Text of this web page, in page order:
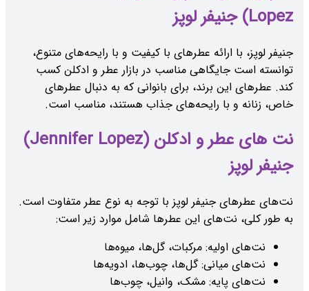
Lopez) جنیفر لوپز
جنیفر لوپز، با ارائه عطرهای با کیفیت و با رایحه‌های متنوع،
توانسته است جایگاهی مناسب در بازار عطر و ادکلن کسب
کند. عطرهای این برند، برای بانوانی که به دنبال عطرهای
خاص، زنانه و با رایحه‌های جذاب هستند، مناسب است.
نت های عطر و ادکلن (Jennifer Lopez)
جنیفر لوپز
نت‌های عطرهای جنیفر لوپز با توجه به نوع عطر متفاوت است.
به طور کلی، نت‌های این عطرها شامل موارد زیر است:
نت‌های اولیه: مرکبات، گل‌ها، میوه‌ها
نت‌های میانی: گل‌ها، چوب‌ها، ادویه‌ها
نت‌های پایه: مشک، وانیل، چوب‌ها